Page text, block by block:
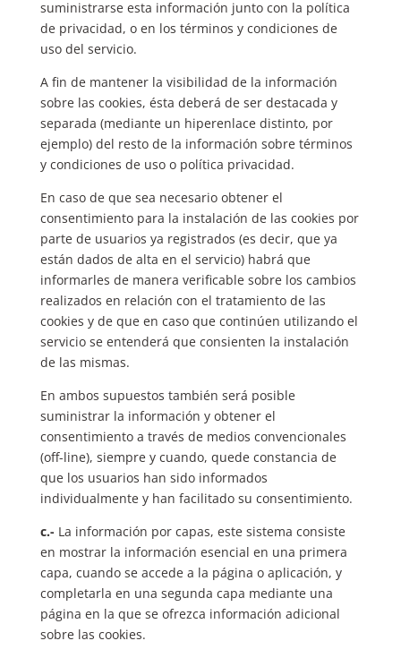
suministrarse esta información junto con la política
de privacidad, o en los términos y condiciones de
uso del servicio.
A fin de mantener la visibilidad de la información
sobre las cookies, ésta deberá de ser destacada y
separada (mediante un hiperenlace distinto, por
ejemplo) del resto de la información sobre términos
y condiciones de uso o política privacidad.
En caso de que sea necesario obtener el
consentimiento para la instalación de las cookies por
parte de usuarios ya registrados (es decir, que ya
están dados de alta en el servicio) habrá que
informarles de manera verificable sobre los cambios
realizados en relación con el tratamiento de las
cookies y de que en caso que continúen utilizando el
servicio se entenderá que consienten la instalación
de las mismas.
En ambos supuestos también será posible
suministrar la información y obtener el
consentimiento a través de medios convencionales
(off-line), siempre y cuando, quede constancia de
que los usuarios han sido informados
individualmente y han facilitado su consentimiento.
c.- La información por capas, este sistema consiste
en mostrar la información esencial en una primera
capa, cuando se accede a la página o aplicación, y
completarla en una segunda capa mediante una
página en la que se ofrezca información adicional
sobre las cookies.